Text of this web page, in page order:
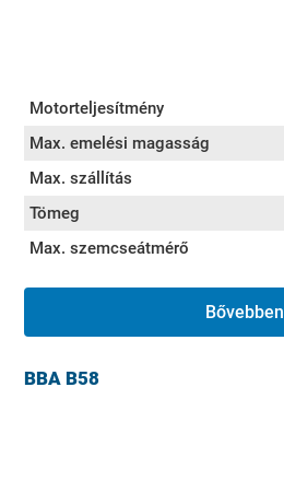
Motorteljesítmény
Max. emelési magasság
Max. szállítás
Tömeg
Max. szemcseátmérő
Bővebben
BBA B58